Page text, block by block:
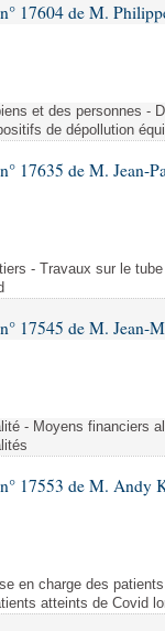
des lois
des lois
sociale
orales
débats
17604 de M.
et des personnes -
de dépollution
17635 de M. Jean-
- Travaux sur le
17545 de M. Jean-
- Moyens financiers
17553 de M. Andy
en charge des
atteints de Covid